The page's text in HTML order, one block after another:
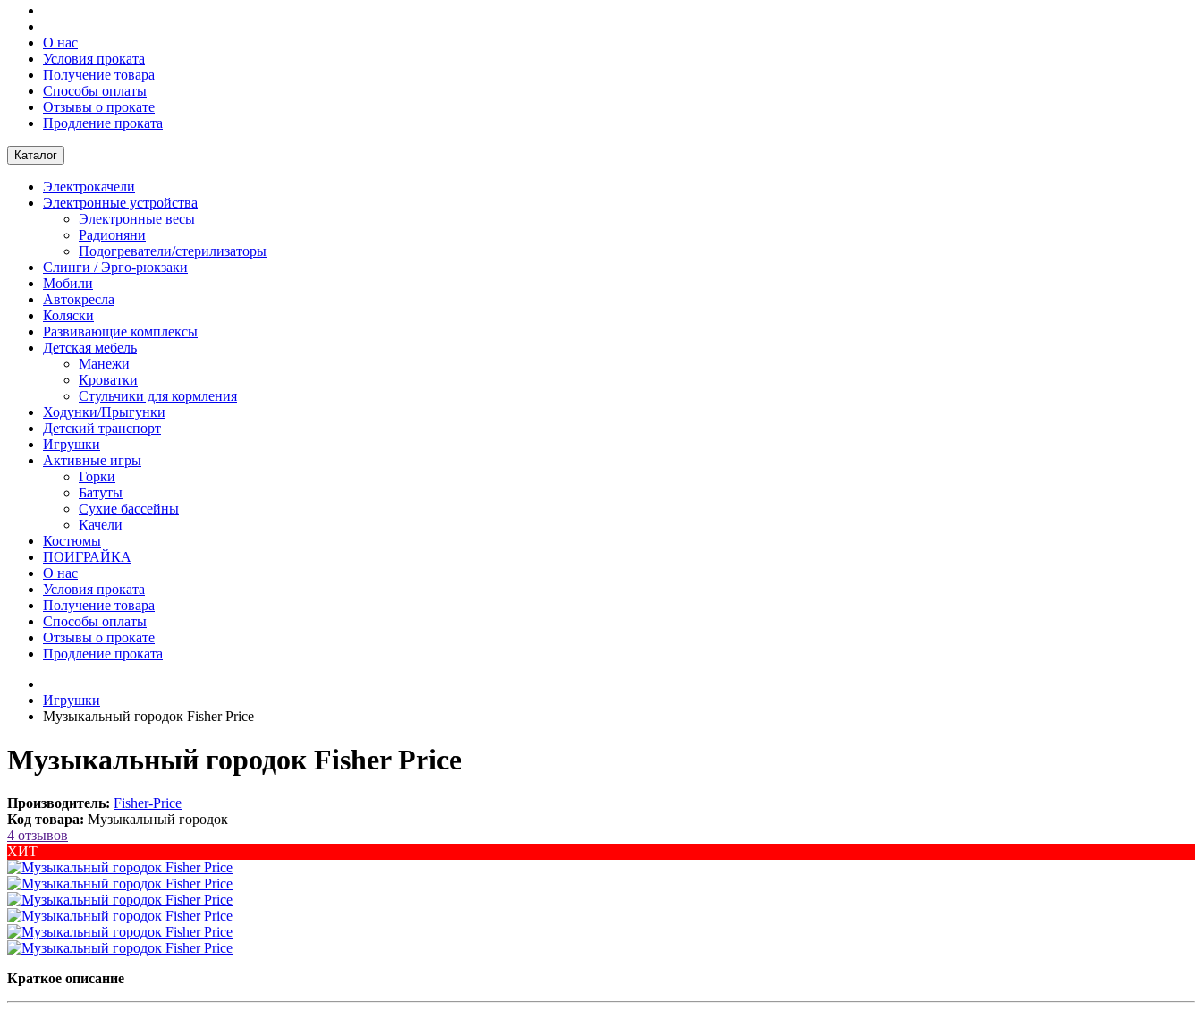
О нас
Условия проката
Получение товара
Способы оплаты
Отзывы о прокате
Продление проката
Каталог
Электрокачели
Электронные устройства
Электронные весы
Радионяни
Подогреватели/стерилизаторы
Слинги / Эрго-рюкзаки
Мобили
Автокресла
Коляски
Развивающие комплексы
Детская мебель
Манежи
Кроватки
Стульчики для кормления
Ходунки/Прыгунки
Детский транспорт
Игрушки
Активные игры
Горки
Батуты
Сухие бассейны
Качели
Костюмы
ПОИГРАЙКА
О нас
Условия проката
Получение товара
Способы оплаты
Отзывы о прокате
Продление проката
Игрушки
Музыкальный городок Fisher Price
Музыкальный городок Fisher Price
Производитель: Fisher-Price
Код товара: Музыкальный городок
4 отзывов
ХИТ
Краткое описание